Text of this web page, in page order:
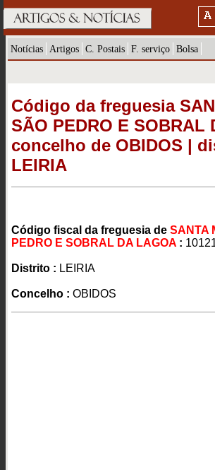
Notícias Artigos C. Postais F. serviço Bolsa
Código da freguesia
SÃO PEDRO E SOBRAL
concelho de OBIDOS |
LEIRIA
Código fiscal da freguesia de SANTA
PEDRO E SOBRAL DA LAGOA :
Distrito : LEIRIA
Concelho : OBIDOS